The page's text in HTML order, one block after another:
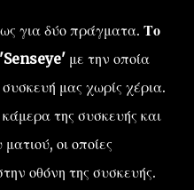
για δύο πράγματα. Το
με την οποία
μας χωρίς χέρια.
της συσκευής και
οι οποίες
οθόνη της συσκευής.